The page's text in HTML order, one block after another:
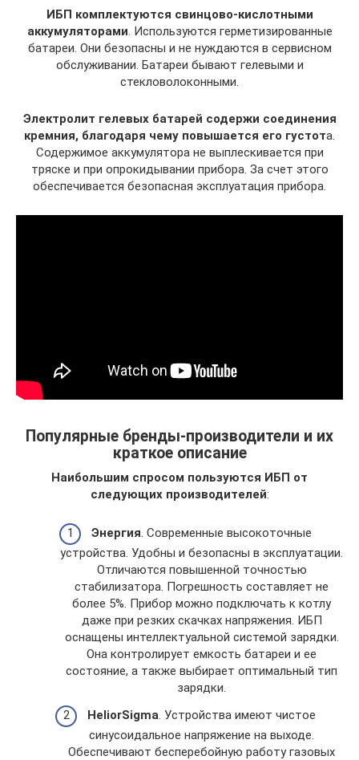
ИБП комплектуются свинцово-кислотными
аккумуляторами. Используются герметизированные
батареи. Они безопасны и не нуждаются в сервисном
обслуживании. Батареи бывают гелевыми и
стекловолоконными.
Электролит гелевых батарей содержи соединения
кремния, благодаря чему повышается его густота.
Содержимое аккумулятора не выплескивается при
тряске и при опрокидывании прибора. За счет этого
обеспечивается безопасная эксплуатация прибора.
Популярные бренды-производители и их
краткое описание
Наибольшим спросом пользуются ИБП от
следующих производителей:
Энергия. Современные высокоточные
устройства. Удобны и безопасны в эксплуатации.
Отличаются повышенной точностью
стабилизатора. Погрешность составляет не
более 5%. Прибор можно подключать к котлу
даже при резких скачках напряжения. ИБП
оснащены интеллектуальной системой зарядки.
Она контролирует емкость батареи и ее
состояние, а также выбирает оптимальный тип
зарядки.
HeliorSigma. Устройства имеют чистое
синусоидальное напряжение на выходе.
Обеспечивают бесперебойную работу газовых